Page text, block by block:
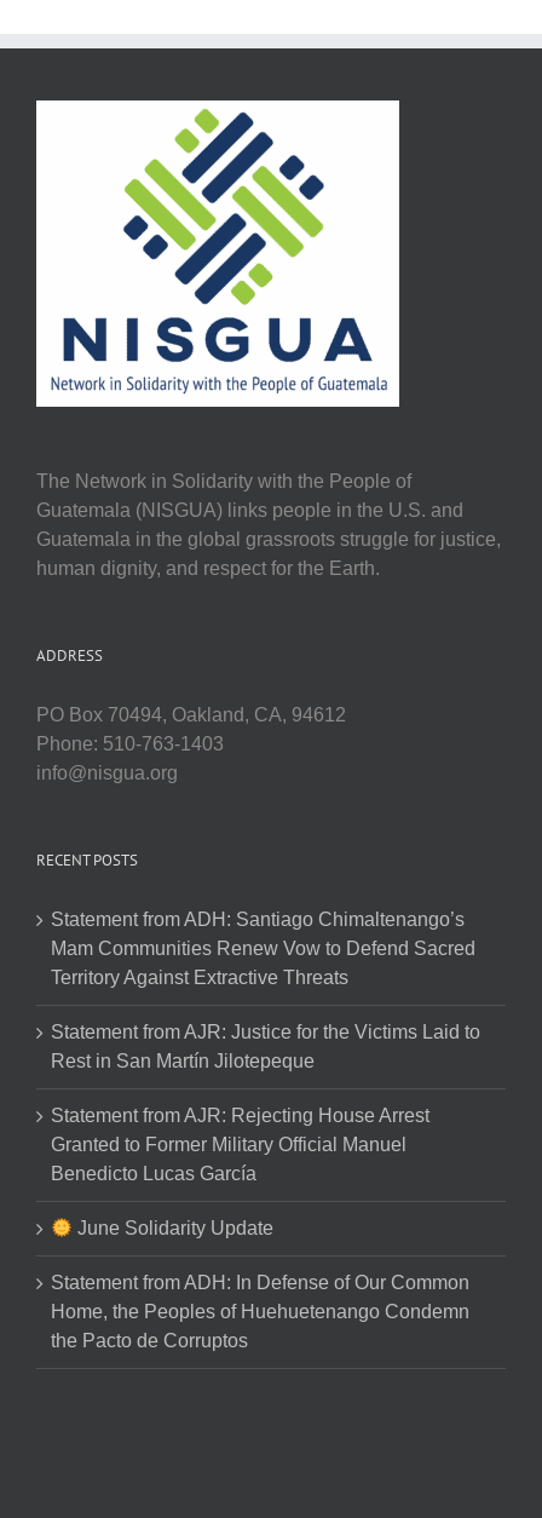
The Network in Solidarity with the People of
Guatemala (NISGUA) links people in the U.S. and
Guatemala in the global grassroots struggle for justice,
human dignity, and respect for the Earth.
ADDRESS
PO Box 70494, Oakland, CA, 94612
Phone: 510-763-1403
info@nisgua.org
RECENT POSTS
Statement from ADH: Santiago Chimaltenango’s
Mam Communities Renew Vow to Defend Sacred
Territory Against Extractive Threats
Statement from AJR: Justice for the Victims Laid to
Rest in San Martín Jilotepeque
Statement from AJR: Rejecting House Arrest
Granted to Former Military Official Manuel
Benedicto Lucas García
June Solidarity Update
Statement from ADH: In Defense of Our Common
Home, the Peoples of Huehuetenango Condemn
the Pacto de Corruptos